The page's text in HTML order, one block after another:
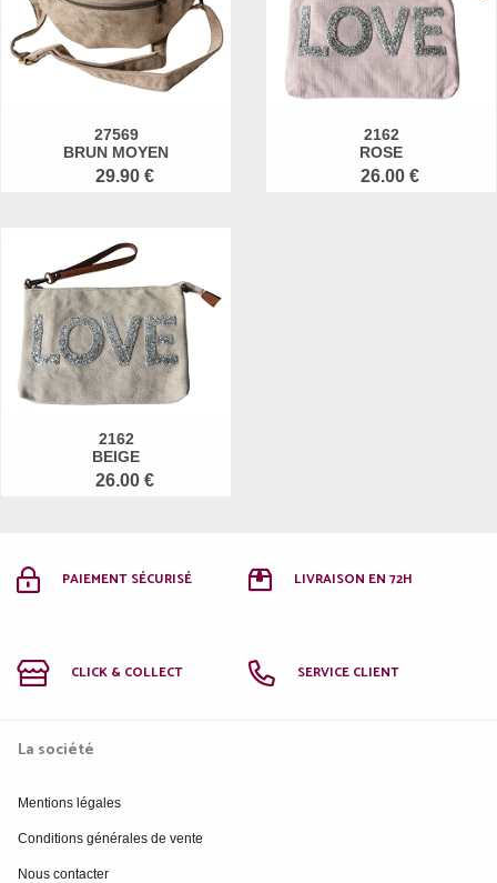
27569
BRUN MOYEN
29.90 €
2162
ROSE
26.00 €
2162
BEIGE
26.00 €
PAIEMENT SÉCURISÉ LIVRAISON EN 72H
CLICK & COLLECT SERVICE CLIENT
La société
Mentions légales
Conditions générales de vente
Nous contacter